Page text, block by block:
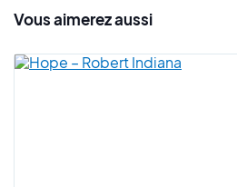
Vousaimerezaussi